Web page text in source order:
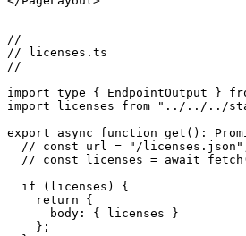
  </SectionLayout>
</PageLayout>
//
// licenses.ts
import type { EndpointOutput }
import licenses from "../../../
export async function get():
// const url = "/
// const licenses = await